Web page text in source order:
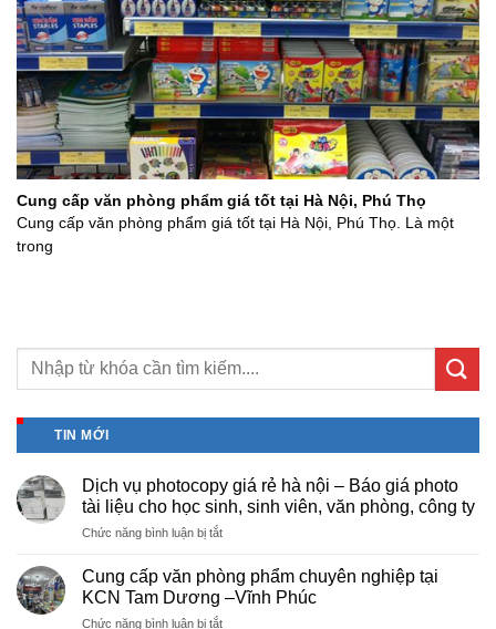
Cung cấp văn phòng phẩm giá tốt tại Hà Nội, Phú Thọ
Cung cấp văn phòng phẩm giá tốt tại Hà Nội, Phú Thọ. Là một
trong
TIN MỚI
Dịch vụ photocopy giá rẻ hà nội – Báo giá photo
tài liệu cho học sinh, sinh viên, văn phòng, công ty
Chức năng bình luận bị tắtở
vụ
photocopy
rẻ
Cung cấp văn phòng phẩm chuyên nghiệp tại
KCN Tam Dương –Vĩnh Phúc
Chức năng bình luận bị tắtở